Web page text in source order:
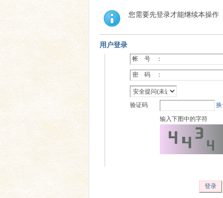
您需要先登录才能继续本操作
用户登录
帐 号 ：
密 码 ：
验证码
输入下图中的字符
登录